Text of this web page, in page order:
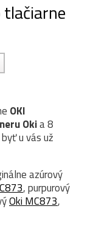
OKI
Okia 8
u vás už
azúrový
, purpurový
Oki MC873,